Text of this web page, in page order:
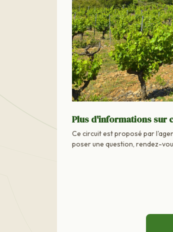
Plus d'informations sur
Ce circuit est proposé par
poser une question, rendez-